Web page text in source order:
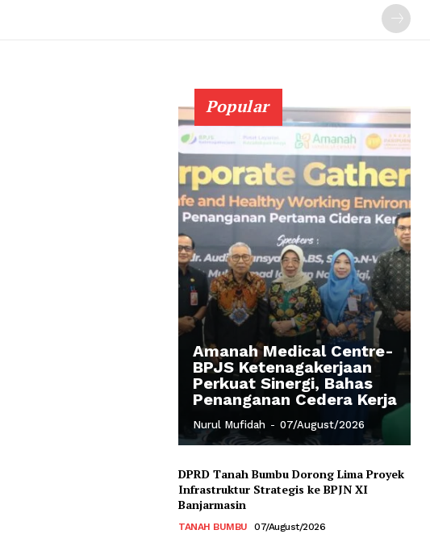
Popular
Amanah Medical Centre-
BPJS Ketenagakerjaan
Perkuat Sinergi, Bahas
Penanganan Cedera Kerja
Nurul Mufidah - 07/August/2026
DPRD Tanah Bumbu Dorong Lima Proyek
Infrastruktur Strategis ke BPJN XI
Banjarmasin
TANAH BUMBU 07/August/2026